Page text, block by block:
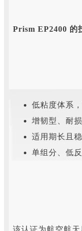
Prism EP2400 的
低粘度体系
增韧型、耐
适用期长且
单组分、低